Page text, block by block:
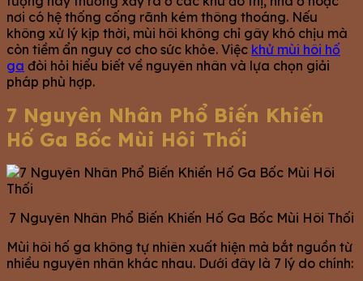
nơi có hệ thống cống rãnh kém thông thoáng. Nếu
không xử lý kịp thời, mùi hôi không chỉ gây khó chịu mà
còn tiềm ẩn nguy cơ cho sức khỏe. Việc khử mùi hôi hố
ga đòi hỏi hiểu biết về nguyên nhân và lựa chọn giải
pháp phù hợp.
7 Nguyên Nhân Phổ Biến Khiến
Hố Ga Bốc Mùi Hôi Thối
7 Nguyên Nhân Phổ Biến Khiến Hố Ga Bốc Mùi Hôi Thối
Mùi hôi hố ga không tự nhiên xuất hiện mà bắt nguồn từ
nhiều nguyên nhân khác nhau. Dưới đây là 7 lý do chính: